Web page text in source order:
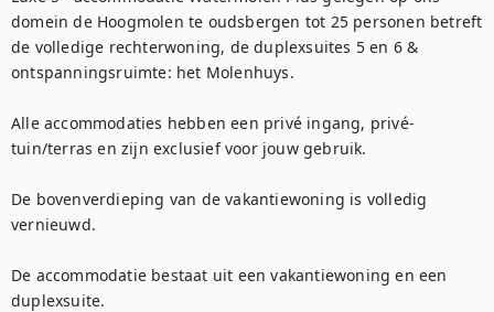
domein de Hoogmolen te oudsbergen tot 25 personen betreft
de volledige rechterwoning, de duplexsuites 5 en 6 &
ontspanningsruimte: het Molenhuys.
Alle accommodaties hebben een privé ingang, privé-
tuin/terras en zijn exclusief voor jouw gebruik.
De bovenverdieping van de vakantiewoning is volledig
vernieuwd.
De accommodatie bestaat uit een vakantiewoning en een
duplexsuite.